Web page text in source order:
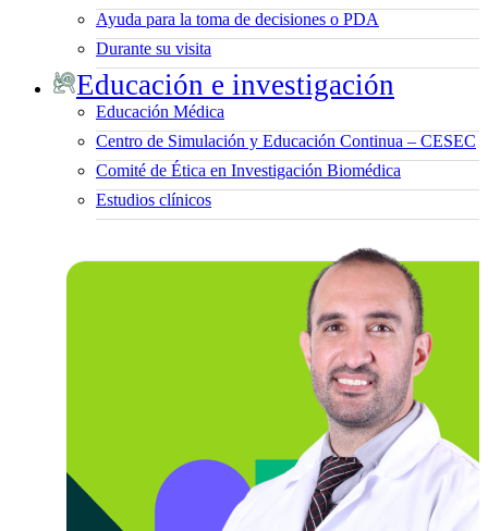
Ayuda para la toma de decisiones o PDA
Durante su visita
Educación e investigación
Educación Médica
Centro de Simulación y Educación Continua – CESEC
Comité de Ética en Investigación Biomédica
Estudios clínicos